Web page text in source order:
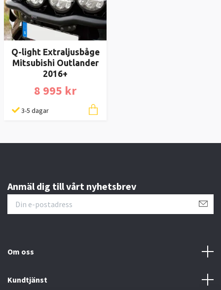
Q-light Extraljusbåge
Mitsubishi Outlander
2016+
8 995 kr
3-5 dagar
Anmäl dig till vårt nyhetsbrev
Om oss
Kundtjänst